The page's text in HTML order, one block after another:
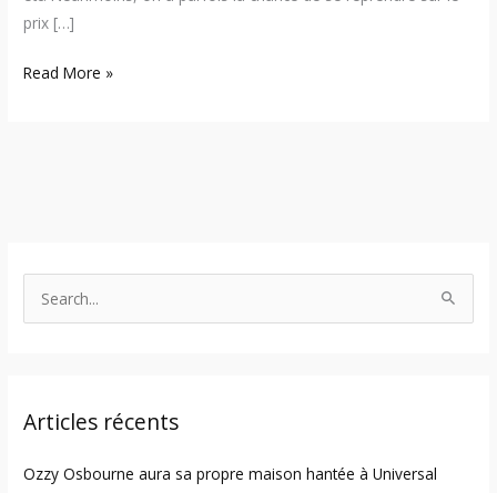
prix […]
Read More »
c
f
Articles récents
Ozzy Osbourne aura sa propre maison hantée à Universal